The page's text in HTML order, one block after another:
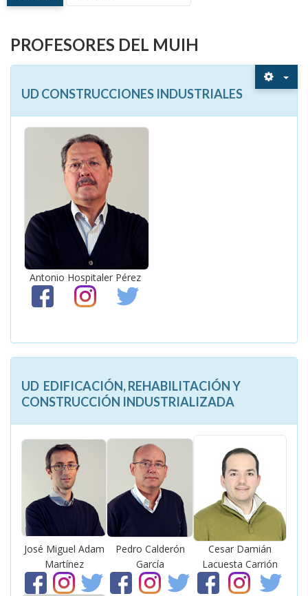
PROFESORES DEL MUIH
UD CONSTRUCCIONES INDUSTRIALES
Antonio Hospitaler Pérez
UD EDIFICACIÓN, REHABILITACIÓN Y
CONSTRUCCIÓN INDUSTRIALIZADA
José Miguel Adam
Martínez
Pedro Calderón
García
Cesar Damián
Lacuesta Carrión